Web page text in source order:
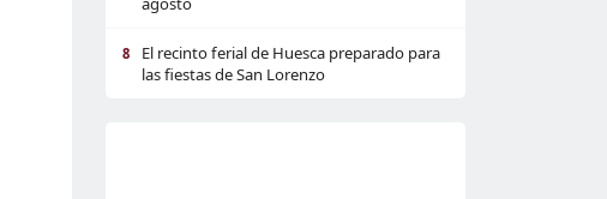
8
El recinto ferial de Huesca preparado para
las fiestas de San Lorenzo